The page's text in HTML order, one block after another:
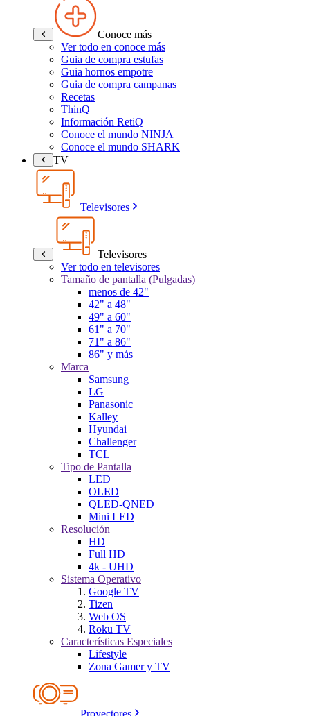
Conoce más
Ver todo en conoce más
Guia de compra estufas
Guia hornos empotre
Guia de compra campanas
Recetas
ThinQ
Información RetiQ
Conoce el mundo NINJA
Conoce el mundo SHARK
TV
Televisores
Televisores
Ver todo en televisores
Tamaño de pantalla (Pulgadas)
menos de 42"
42" a 48"
49" a 60"
61" a 70"
71" a 86"
86" y más
Marca
Samsung
LG
Panasonic
Kalley
Hyundai
Challenger
TCL
Tipo de Pantalla
LED
OLED
QLED-QNED
Mini LED
Resolución
HD
Full HD
4k - UHD
Sistema Operativo
Google TV
Tizen
Web OS
Roku TV
Características Especiales
Lifestyle
Zona Gamer y TV
Proyectores